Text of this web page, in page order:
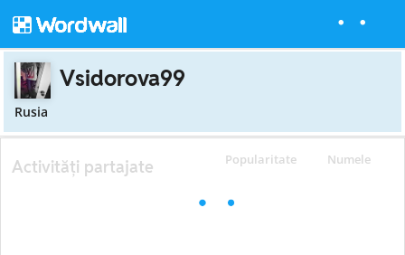
Vsidorova99
Rusia
Popularitate Numele
Activități partajate